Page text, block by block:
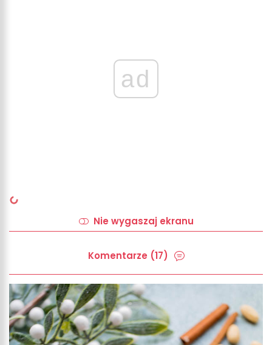
ad
Nie wygaszaj ekranu
Komentarze (17)